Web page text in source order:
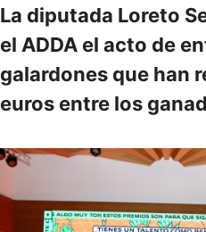
La diputada Loreto
el ADDA el acto de
galardones que han
euros entre los